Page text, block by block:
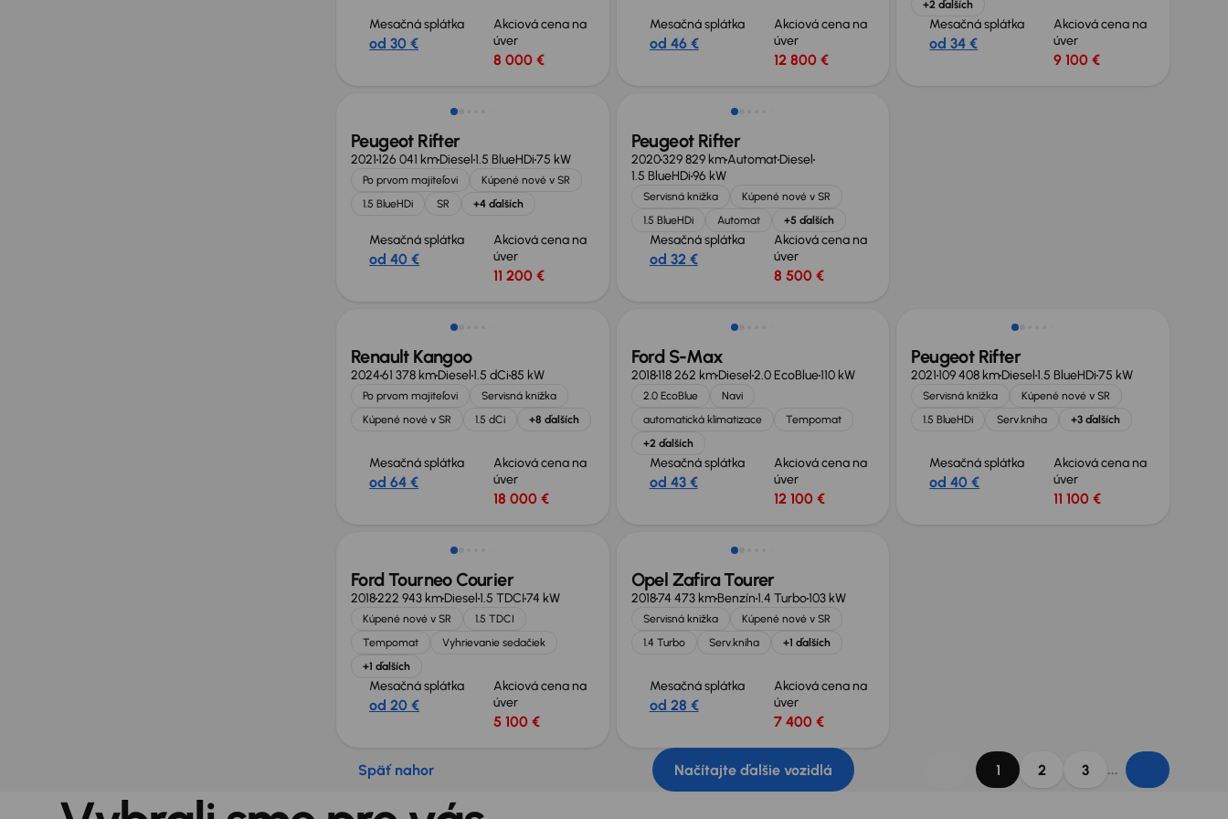
Mesačná splátka
od 30 €
Akciová cena na
úver
8 000 €
Mesačná splátka
od 46 €
Akciová cena na
úver
12 800 €
+2 ďalších
Mesačná splátka
od 34 €
Akciová cena na
úver
9 100 €
Peugeot Rifter
2021126 041 kmDiesel1.5 BlueHDi75 kW
Po prvom majiteľovi
Kúpené nové v SR
1.5 BlueHDi
SR +4 ďalších
Mesačná splátka
od 40 €
Akciová cena na
úver
11 200 €
Peugeot Rifter
2020329 829 kmAutomatDiesel
1.5 BlueHDi96 kW
Servisná knižka
Kúpené nové v SR
1.5 BlueHDi
Automat +5 ďalších
Mesačná splátka
od 32 €
Akciová cena na
úver
8 500 €
Renault Kangoo
202461 378 kmDiesel1.5 dCi85 kW
Po prvom majiteľovi
Servisná knižka
Kúpené nové v SR
1.5 dCi +8 ďalších
Mesačná splátka
od 64 €
Akciová cena na
úver
18 000 €
Ford S-Max
2018118 262 kmDiesel2.0 EcoBlue110 kW
2.0 EcoBlue
Navi
automatická klimatizace
Tempomat
+2 ďalších
Mesačná splátka
od 43 €
Akciová cena na
úver
12 100 €
Peugeot Rifter
2021109 408 kmDiesel1.5 BlueHDi75 kW
Servisná knižka
Kúpené nové v SR
1.5 BlueHDi
Serv.kniha +3 ďalších
Mesačná splátka
od 40 €
Akciová cena na
úver
11 100 €
Ford Tourneo Courier
2018222 943 kmDiesel1.5 TDCI74 kW
Kúpené nové v SR
1.5 TDCI
Tempomat
Vyhrievanie sedačiek
+1 ďalších
Mesačná splátka
od 20 €
Akciová cena na
úver
5 100 €
Opel Zafira Tourer
201874 473 kmBenzín1.4 Turbo103 kW
Servisná knižka
Kúpené nové v SR
1.4 Turbo
Serv.kniha +1 ďalších
Mesačná splátka
od 28 €
Akciová cena na
úver
7 400 €
Späť nahor Načítajte ďalšie vozidlá 1 2 3 ...